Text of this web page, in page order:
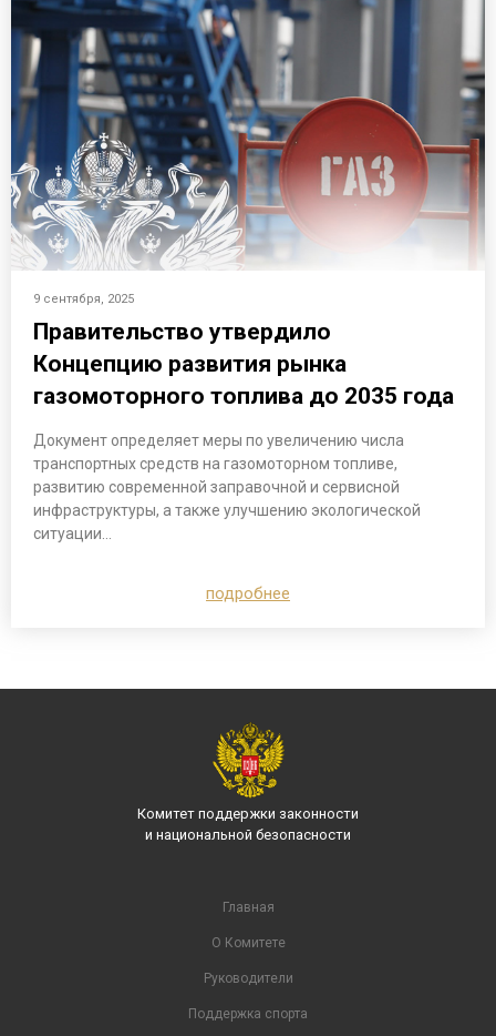
9 сентября, 2025
Правительство утвердило
Концепцию развития рынка
газомоторного топлива до 2035 года
Документ определяет меры по увеличению числа
транспортных средств на газомоторном топливе,
развитию современной заправочной и сервисной
инфраструктуры, а также улучшению экологической
ситуации…
подробнее
Комитет поддержки законности
и национальной безопасности
Главная
О Комитете
Руководители
Поддержка спорта